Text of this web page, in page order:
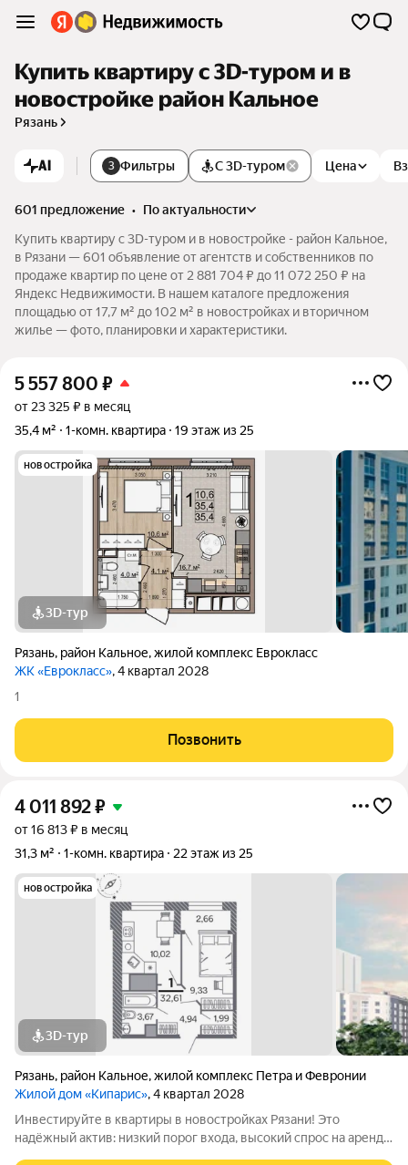
Купить квартиру c 3D-туром и в
новостройке район Кальное
Рязань
AI 3 Фильтры Цена
С 3D-туром
601 предложение •
по актуальности
Купить квартиру c 3D-туром и в новостройке - район Кальное,
в Рязани — 601 объявление от агентств и собственников по
продаже квартир по цене от 2 881 704 ₽ до 11 072 250 ₽ на
Яндекс Недвижимости. В нашем каталоге предложения
площадью от 17,7 м² до 102 м² в новостройках и вторичном
жилье — фото, планировки и характеристики.
5 557 800 ₽
от 23 325 ₽ в месяц
35,4 м²
1-комн. квартира 19 этаж из 25
новостройка
3D-тур
Рязань, район Кальное,жилой комплекс Еврокласс
ЖК «Еврокласс», 4 квартал 2028
1
Позвонить
4 011 892₽
от 16 813 ₽ в месяц
31,3 м²
1-комн. квартира 22 этаж из 25
новостройка
3D-тур
Рязань, район Кальное,жилой комплекс Петра и Февронии
Жилой дом «Кипарис», 4 квартал 2028
Инвестируйте в квартиры в новостройках Рязани! Это
надёжный актив: низкий порог входа, высокий спрос на аренду